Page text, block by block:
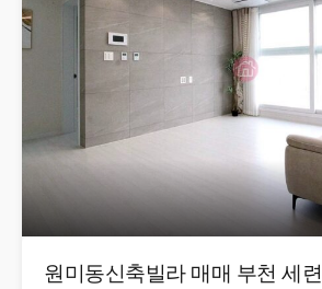
원미동신축빌라 매매 부천 세